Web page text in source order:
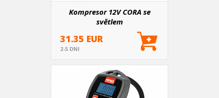
Kompresor 12V CORA se
světlem
31.35 EUR
2-5 DNI